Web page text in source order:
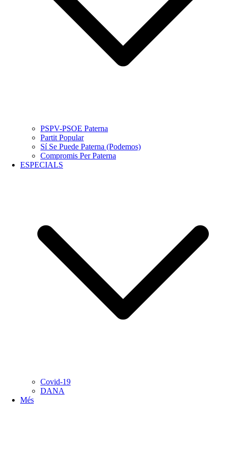
PSPV-PSOE Paterna
Partit Popular
Sí Se Puede Paterna (Podemos)
Compromis Per Paterna
ESPECIALS
Covid-19
DANA
Més